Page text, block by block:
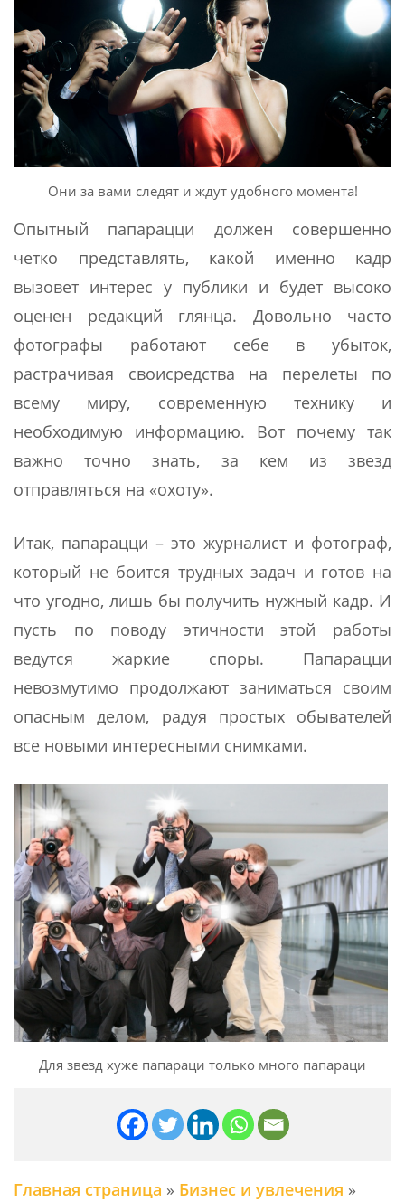
Они за вами следят и ждут удобного момента!
Опытный папарацци должен совершенно
четко представлять, какой именно кадр
вызовет интерес у публики и будет высоко
оценен редакций глянца. Довольно часто
фотографы работают себе в убыток,
растрачивая своисредства на перелеты по
всему миру, современную технику и
необходимую информацию. Вот почему так
важно точно знать, за кем из звезд
отправляться на «охоту».
Итак, папарацци – это журналист и фотограф,
который не боится трудных задач и готов на
что угодно, лишь бы получить нужный кадр. И
пусть по поводу этичности этой работы
ведутся жаркие споры. Папарацци
невозмутимо продолжают заниматься своим
опасным делом, радуя простых обывателей
все новыми интересными снимками.
Для звезд хуже папараци только много папараци
Главная страница » Бизнес и увлечения »